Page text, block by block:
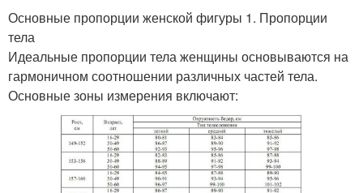
Основные пропорции женской фигуры 1. Пропорции
тела
Идеальные пропорции тела женщины основываются на
гармоничном соотношении различных частей тела.
Основные зоны измерения включают: